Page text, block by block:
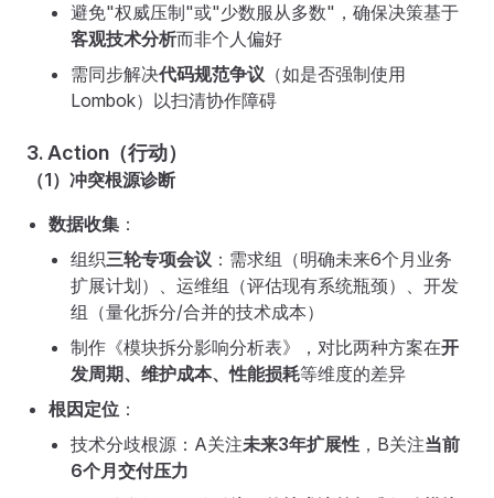
避免"权威压制"或"少数服从多数"，确保决策基于
客观技术分析而非个人偏好
需同步解决代码规范争议 （如是否强制使用
Lombok）以扫清协作障碍
3. Action（行动）
（1）冲突根源诊断
数据收集 ：
组织三轮专项会议 ：需求组（明确未来6个月业务
扩展计划）、运维组（评估现有系统瓶颈）、开发
组（量化拆分/合并的技术成本）
制作《模块拆分影响分析表》，对比两种方案在开
发周期、维护成本、性能损耗等维度的差异
根因定位 ：
技术分歧根源：A关注未来3年扩展性 ，B关注当前
6个月交付压力